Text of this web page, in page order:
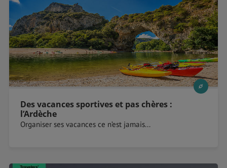
Des vacances sportives et pas chères :
l’Ardèche
Organiser ses vacances ce n’est jamais...